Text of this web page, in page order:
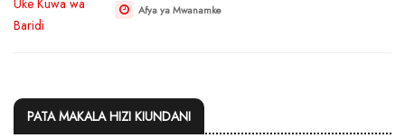
Afya ya Mwanamke
PATA MAKALA HIZI KIUNDANI